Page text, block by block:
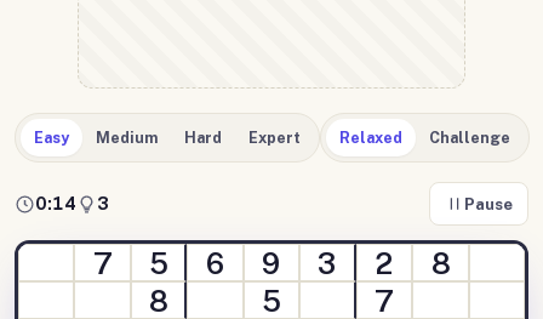
Easy Medium Hard Expert Relaxed Challenge
0:15 3 Pause
7 5 6 9 3 2
8
8
5
7